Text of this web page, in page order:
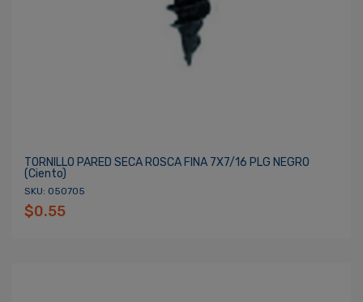
TORNILLO PARED SECA ROSCA FINA 7X7/16 PLG NEGRO
(ciento)
SKU: 050705
$0.55